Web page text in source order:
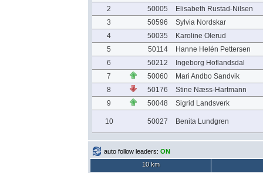
2
50005
Elisabeth Rustad-Nilsen
3
50596
Sylvia Nordskar
4
50035
Karoline Olerud
5
50114
Hanne Helén Pettersen
6
50212
Ingeborg Hoflandsdal
7
50060
Mari Andbo Sandvik
8
50176
Stine Næss-Hartmann
9
50048 Sigrid Landsverk
10 50027 Benita Lundgren
auto follow leaders: ON
10 km